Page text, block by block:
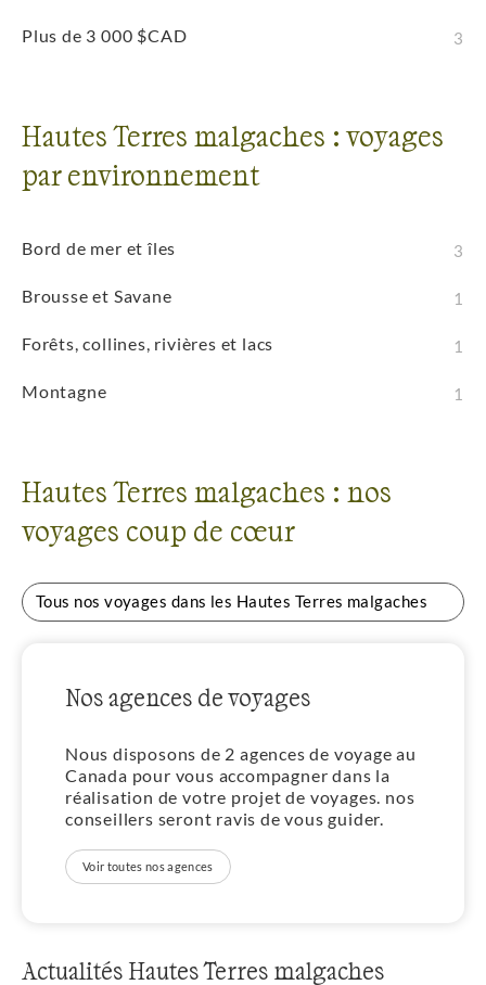
Plus de 3 000 $CAD 3
Hautes Terres malgaches : voyages
par environnement
Bord de mer et îles 3
Brousse et Savane 1
Forêts, collines, rivières et lacs 1
Montagne 1
Hautes Terres malgaches : nos
voyages coup de cœur
Tous nos voyages dans les Hautes Terres malgaches
Nos agences de voyages
Nous disposons de 2 agences de voyage au
Canada pour vous accompagner dans la
réalisation de votre projet de voyages. nos
conseillers seront ravis de vous guider.
Voir toutes nos agences
Actualités Hautes Terres malgaches